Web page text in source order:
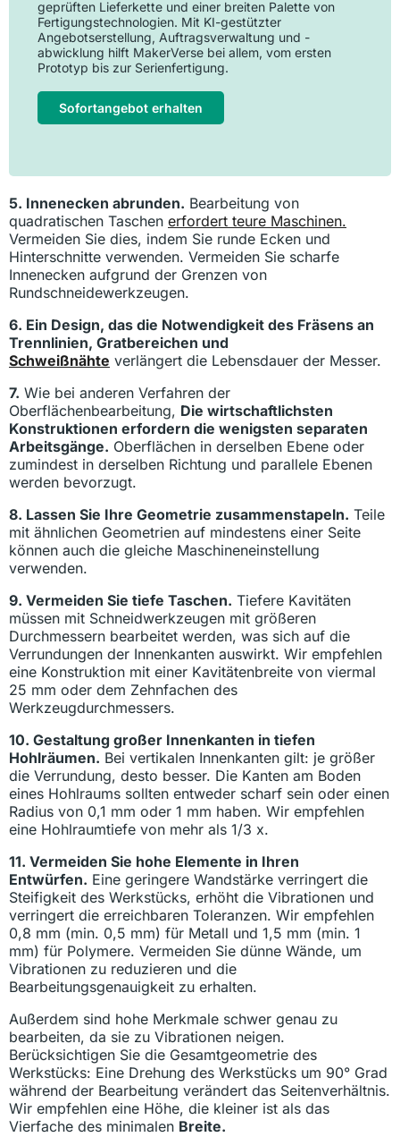
geprüften Lieferkette und einer breiten Palette von
Fertigungstechnologien. Mit KI-gestützter
Angebotserstellung, Auftragsverwaltung und -
abwicklung hilft MakerVerse bei allem, vom ersten
Prototyp bis zur Serienfertigung.
Sofortangebot erhalten
5. Innenecken abrunden. Bearbeitung von
quadratischen Taschen erfordert teure Maschinen.
Vermeiden Sie dies, indem Sie runde Ecken und
Hinterschnitte verwenden. Vermeiden Sie scharfe
Innenecken aufgrund der Grenzen von
Rundschneidewerkzeugen.
6. Ein Design, das die Notwendigkeit des Fräsens an
Trennlinien, Gratbereichen und
Schweißnähte verlängert die Lebensdauer der Messer.
7. Wie bei anderen Verfahren der
Oberflächenbearbeitung, Die wirtschaftlichsten
Konstruktionen erfordern die wenigsten separaten
Arbeitsgänge. Oberflächen in derselben Ebene oder
zumindest in derselben Richtung und parallele Ebenen
werden bevorzugt.
8. Lassen Sie Ihre Geometrie zusammenstapeln. Teile
mit ähnlichen Geometrien auf mindestens einer Seite
können auch die gleiche Maschineneinstellung
verwenden.
9. Vermeiden Sie tiefe Taschen. Tiefere Kavitäten
müssen mit Schneidwerkzeugen mit größeren
Durchmessern bearbeitet werden, was sich auf die
Verrundungen der Innenkanten auswirkt. Wir empfehlen
eine Konstruktion mit einer Kavitätenbreite von viermal
25 mm oder dem Zehnfachen des
Werkzeugdurchmessers.
10. Gestaltung großer Innenkanten in tiefen
Hohlräumen. Bei vertikalen Innenkanten gilt: je größer
die Verrundung, desto besser. Die Kanten am Boden
eines Hohlraums sollten entweder scharf sein oder einen
Radius von 0,1 mm oder 1 mm haben. Wir empfehlen
eine Hohlraumtiefe von mehr als 1/3 x.
11. Vermeiden Sie hohe Elemente in Ihren
Entwürfen. Eine geringere Wandstärke verringert die
Steifigkeit des Werkstücks, erhöht die Vibrationen und
verringert die erreichbaren Toleranzen. Wir empfehlen
0,8 mm (min. 0,5 mm) für Metall und 1,5 mm (min. 1
mm) für Polymere. Vermeiden Sie dünne Wände, um
Vibrationen zu reduzieren und die
Bearbeitungsgenauigkeit zu erhalten.
Außerdem sind hohe Merkmale schwer genau zu
bearbeiten, da sie zu Vibrationen neigen.
Berücksichtigen Sie die Gesamtgeometrie des
Werkstücks: Eine Drehung des Werkstücks um 90° Grad
während der Bearbeitung verändert das Seitenverhältnis.
Wir empfehlen eine Höhe, die kleiner ist als das
Vierfache des minimalen Breite.